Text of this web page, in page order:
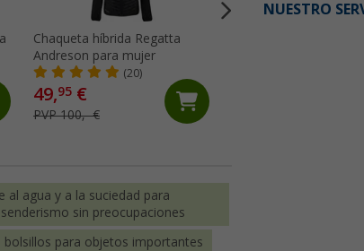
NUESTRO
Chaqueta híbrida Regatta
Andreson para mujer
(20)
49,95 €
PVP 100,- €
al agua y a la suciedad para
sin preocupaciones
bolsillos para objetos importantes